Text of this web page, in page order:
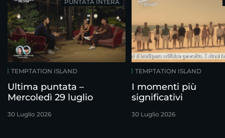
TEMPTATION ISLAND
Ultima puntata –
Mercoledì 29 luglio
30 Luglio 2026
PUNTATA INTERA
TEMPTATION ISLAND
I momenti più
significativi
30 Luglio 2026